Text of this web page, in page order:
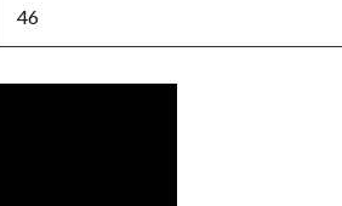
46